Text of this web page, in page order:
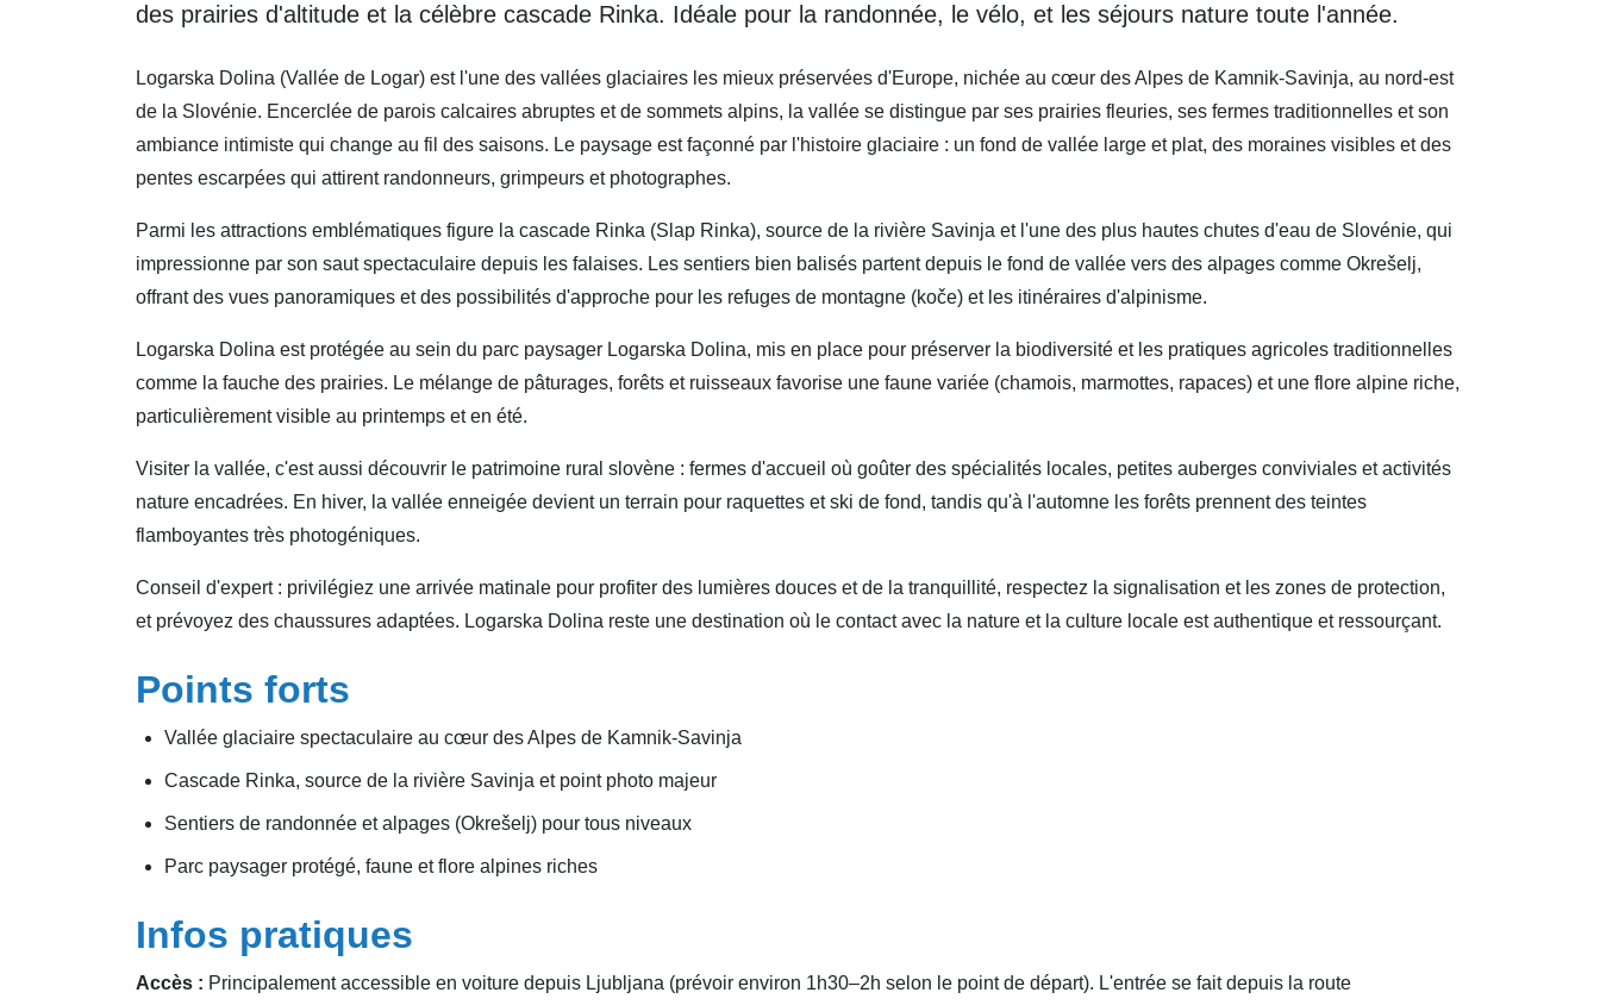
des prairies d'altitude et la célèbre cascade Rinka. Idéale pour la randonnée, le vélo, et les séjours nature toute l'année.
Logarska Dolina (Vallée de Logar) est l'une des vallées glaciaires les mieux préservées d'Europe, nichée au cœur des Alpes de Kamnik-Savinja, au nord-est
de la Slovénie. Encerclée de parois calcaires abruptes et de sommets alpins, la vallée se distingue par ses prairies fleuries, ses fermes traditionnelles et son
ambiance intimiste qui change au fil des saisons. Le paysage est façonné par l'histoire glaciaire : un fond de vallée large et plat, des moraines visibles et des
pentes escarpées qui attirent randonneurs, grimpeurs et photographes.
Parmi les attractions emblématiques figure la cascade Rinka (Slap Rinka), source de la rivière Savinja et l'une des plus hautes chutes d'eau de Slovénie, qui
impressionne par son saut spectaculaire depuis les falaises. Les sentiers bien balisés partent depuis le fond de vallée vers des alpages comme Okrešelj,
offrant des vues panoramiques et des possibilités d'approche pour les refuges de montagne (koče) et les itinéraires d'alpinisme.
Logarska Dolina est protégée au sein du parc paysager Logarska Dolina, mis en place pour préserver la biodiversité et les pratiques agricoles traditionnelles
comme la fauche des prairies. Le mélange de pâturages, forêts et ruisseaux favorise une faune variée (chamois, marmottes, rapaces) et une flore alpine riche,
particulièrement visible au printemps et en été.
Visiter la vallée, c'est aussi découvrir le patrimoine rural slovène : fermes d'accueil où goûter des spécialités locales, petites auberges conviviales et activités
nature encadrées. En hiver, la vallée enneigée devient un terrain pour raquettes et ski de fond, tandis qu'à l'automne les forêts prennent des teintes
flamboyantes très photogéniques.
Conseil d'expert : privilégiez une arrivée matinale pour profiter des lumières douces et de la tranquillité, respectez la signalisation et les zones de protection,
et prévoyez des chaussures adaptées. Logarska Dolina reste une destination où le contact avec la nature et la culture locale est authentique et ressourçant.
Points forts
Vallée glaciaire spectaculaire au cœur des Alpes de Kamnik-Savinja
Cascade Rinka, source de la rivière Savinja et point photo majeur
Sentiers de randonnée et alpages (Okrešelj) pour tous niveaux
Parc paysager protégé, faune et flore alpines riches
Infos pratiques
Accès : Principalement accessible en voiture depuis Ljubljana (prévoir environ 1h30–2h selon le point de départ). L'entrée se fait depuis la route